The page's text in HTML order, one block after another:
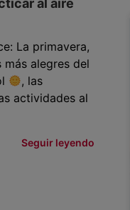
al aire
La primavera,
alegres del
, las
actividades al
Seguir leyendo